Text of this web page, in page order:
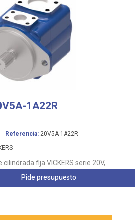
1A22R
Referencia: 20V5A-1A22R
fija VICKERS serie 20V,
Pide presupuesto